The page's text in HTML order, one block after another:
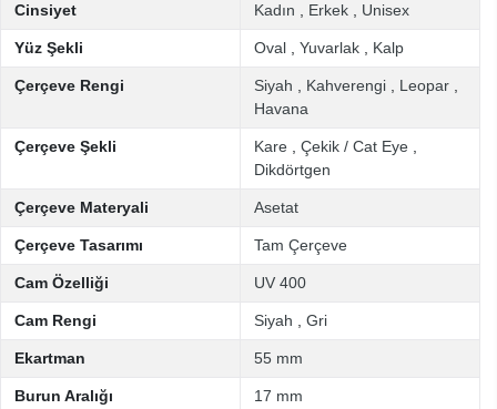
Cinsiyet Kadın Erkek Unisex
Yüz Şekli Oval Yuvarlak Kalp
Çerçeve Rengi Siyah Kahverengi Leopar
Havana
Çerçeve Şekli Kare Çekik / Cat Eye
Dikdörtgen
Çerçeve Materyali Asetat
Çerçeve Tasarımı Tam Çerçeve
Cam Özelliği UV 400
Cam Rengi Siyah Gri
Ekartman 55 mm
Burun Aralığı 17 mm